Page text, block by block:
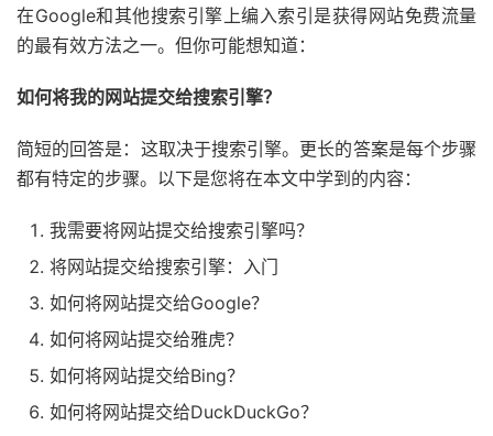
在Google和其他搜索引擎上编入索引是获得网站免费流量
的最有效方法之一。但你可能想知道：
如何将我的网站提交给搜索引擎？
简短的回答是：这取决于搜索引擎。更长的答案是每个步骤
都有特定的步骤。以下是您将在本文中学到的内容：
我需要将网站提交给搜索引擎吗？
将网站提交给搜索引擎：入门
如何将网站提交给Google？
如何将网站提交给雅虎？
如何将网站提交给Bing？
如何将网站提交给DuckDuckGo？